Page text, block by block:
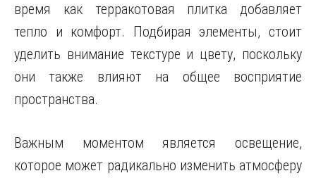
время как терракотовая плитка добавляет
тепло и комфорт. Подбирая элементы, стоит
уделить внимание текстуре и цвету, поскольку
они также влияют на общее восприятие
пространства.
Важным моментом является освещение,
которое может радикально изменить атмосферу